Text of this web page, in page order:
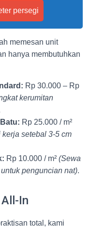
persegi
memesan unit
hanya membutuhkan
Rp 30.000 – Rp
kerumitan
Rp 25.000 / m²
setebal 3-5 cm
Rp 10.000 / m² (Sewa
penguncian nat).
In
total, kami